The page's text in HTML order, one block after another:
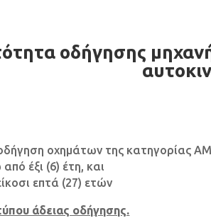
οδήγησης
οχημάτων της κατηγορίας
έξι (6) έτη, και
επτά (27) ετών
άδειας οδήγησης.